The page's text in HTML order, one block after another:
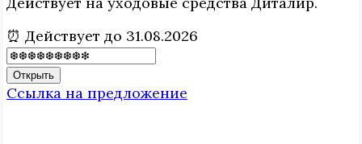
⏰ Действует до 31.08.2026
Открыть
Ссылка на предложение